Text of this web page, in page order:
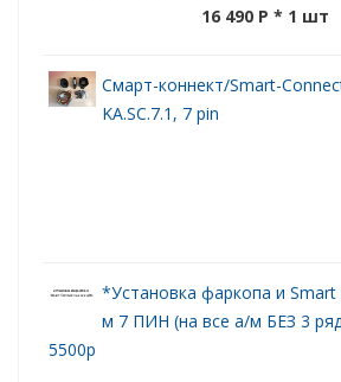
16 490 P * 1 шт
Смарт-коннект/Smart-
KA.SC.7.1, 7 pin
*Установка фаркопа и Smart
м 7 ПИН (на все а/м БЕЗ 3
5500р